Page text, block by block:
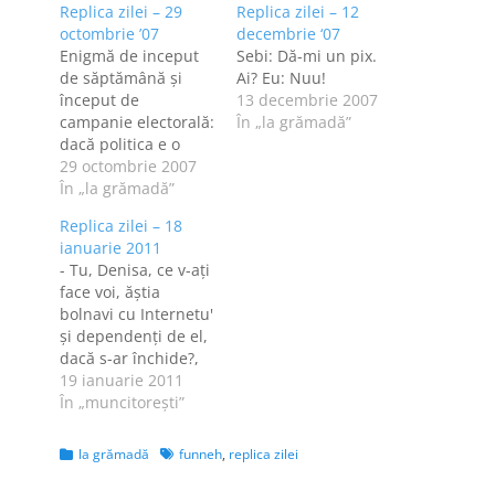
Replica zilei – 29
octombrie ’07
Enigmă de inceput
de săptămână şi
început de
campanie electorală:
dacă politica e o
curvă (ceea ce cu
siguranţă e), iar noi
înseamnă că noi
umblăm la curve?
zise Cătălin Hegheş,
pe blogul lui
29 octombrie 2007
În „la grămadă”
Replica zilei – 12
decembrie ‘07
Sebi: Dă-mi un pix.
Ai? Eu: Nuu!
13 decembrie 2007
În „la grămadă”
Replica zilei – 18
ianuarie 2011
- Tu, Denisa, ce v-aţi
face voi, ăştia
bolnavi cu Internetu'
şi dependenţi de el,
dacă s-ar închide?,
mă întreabă Cipri,
şefu' meu. M-am
secunde şi i-am dat
un răspuns pentru
19 ianuarie 2011
În „muncitoreşti”
Categories
la grămadă Tagsfunneh, replica zilei